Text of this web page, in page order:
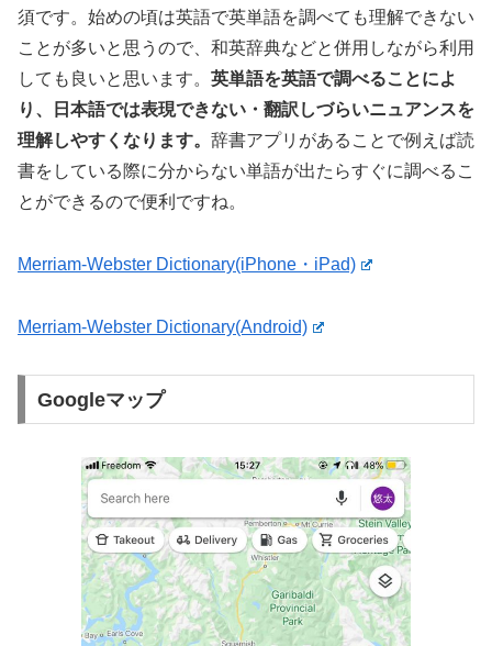
須です。始めの頃は英語で英単語を調べても理解できない
ことが多いと思うので、和英辞典などと併用しながら利用
しても良いと思います。 英単語を英語で調べることによ
り、日本語では表現できない・翻訳しづらいニュアンスを
理解しやすくなります。 辞書アプリがあることで例えば読
書をしている際に分からない単語が出たらすぐに調べるこ
とができるので便利ですね。
Merriam-Webster Dictionary(iPhone・iPad)
Merriam-Webster Dictionary(Android)
Googleマップ